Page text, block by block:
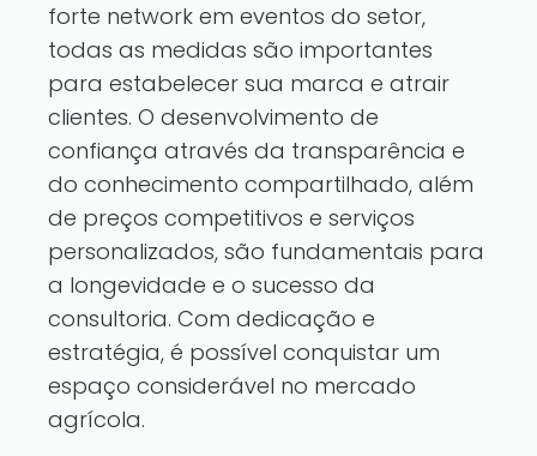
forte network em eventos do setor,
todas as medidas são importantes
para estabelecer sua marca e atrair
clientes. O desenvolvimento de
confiança através da transparência e
do conhecimento compartilhado, além
de preços competitivos e serviços
personalizados, são fundamentais para
a longevidade e o sucesso da
consultoria. Com dedicação e
estratégia, é possível conquistar um
espaço considerável no mercado
agrícola.